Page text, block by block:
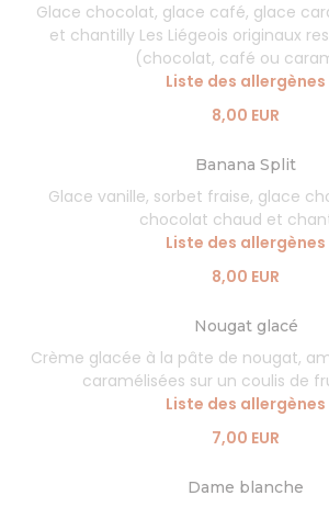
Glace chocolat, glace café, glace
et chantilly Les Liégeois originaux
(chocolat, café ou
Liste des allergènes
8,00 EUR
Banana Split
Glace vanille, sorbet fraise, glace
chocolat chaud et
Liste des allergènes
8,00 EUR
Nougat glacé
Crème glacée à la pâte de nougat,
caramélisées sur un coulis de
Liste des allergènes
7,00 EUR
Dame blanche